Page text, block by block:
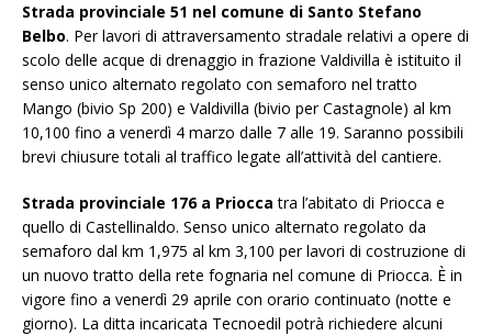
Strada provinciale 51 nel comune di Santo Stefano
Belbo. Per lavori di attraversamento stradale relativi a opere di
scolo delle acque di drenaggio in frazione Valdivilla è istituito il
senso unico alternato regolato con semaforo nel tratto
Mango (bivio Sp 200) e Valdivilla (bivio per Castagnole) al km
10,100 fino a venerdì 4 marzo dalle 7 alle 19. Saranno possibili
brevi chiusure totali al traffico legate all’attività del cantiere.
Strada provinciale 176 a Priocca tra l’abitato di Priocca e
quello di Castellinaldo. Senso unico alternato regolato da
semaforo dal km 1,975 al km 3,100 per lavori di costruzione di
un nuovo tratto della rete fognaria nel comune di Priocca. È in
vigore fino a venerdì 29 aprile con orario continuato (notte e
giorno). La ditta incaricata Tecnoedil potrà richiedere alcuni